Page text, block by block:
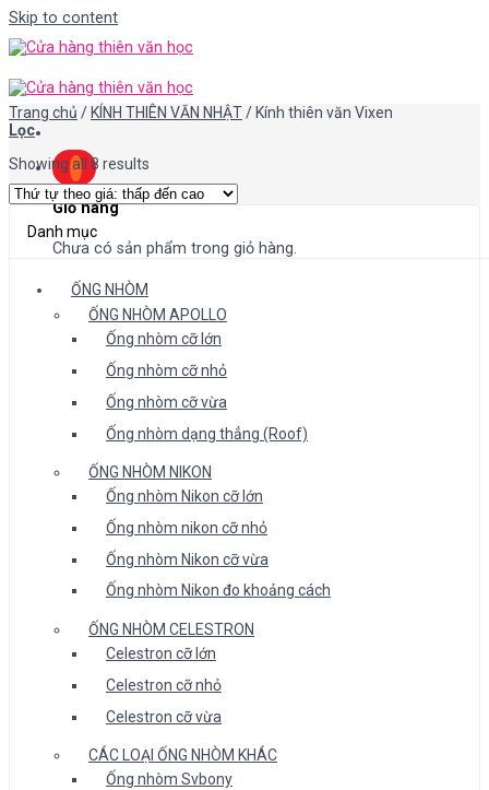
Skip to content
Giỏ hàng
Chưa có sản phẩm trong giỏ hàng.
Trang chủ / KÍNH THIÊN VĂN NHẬT/ Kính thiên văn Vixen
Lọc
Showing all 8 results
Danh mục
ỐNG NHÒM
ỐNG NHÒM APOLLO
Ống nhòm cỡ lớn
Ống nhòm cỡ nhỏ
Ống nhòm cỡ vừa
Ống nhòm dạng thẳng (Roof)
ỐNG NHÒM NIKON
Ống nhòm Nikon cỡ lớn
Ống nhòm nikon cỡ nhỏ
Ống nhòm Nikon cỡ vừa
Ống nhòm Nikon đo khoảng cách
ỐNG NHÒM CELESTRON
Celestron cỡ lớn
Celestron cỡ nhỏ
Celestron cỡ vừa
CÁC LOẠI ỐNG NHÒM KHÁC
Ống nhòm Svbony